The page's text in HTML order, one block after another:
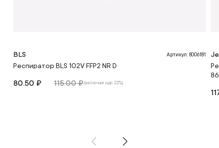
BLS Артикул: 8006181
Респиратор BLS 102V FFP2 NR D
80.50 ₽ 115.00 ₽(включая ндс 22%)